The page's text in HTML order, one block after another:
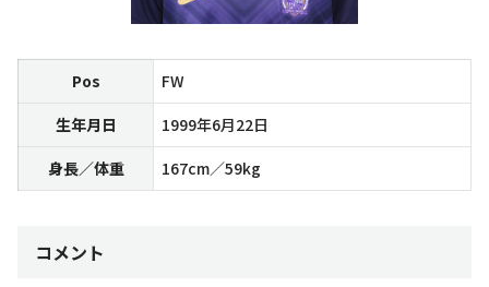
Pos
FW
生年月日
1999年6月22日
身長／体重
167cm／59kg
コメント